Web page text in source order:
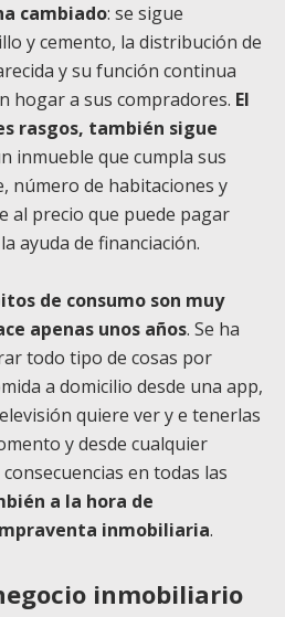
cambiado: se sigue
y cemento, la distribución de
y su función continua
hogar a sus compradores. El
rasgos, también sigue
inmueble que cumpla sus
número de habitaciones y
al precio que puede pagar
ayuda de financiación.
de consumo son muy
apenas unos años. Se ha
todo tipo de cosas por
a domicilio desde una app,
quiere ver y e tenerlas
y desde cualquier
en todas las
a la hora de
inmobiliaria.
inmobiliario